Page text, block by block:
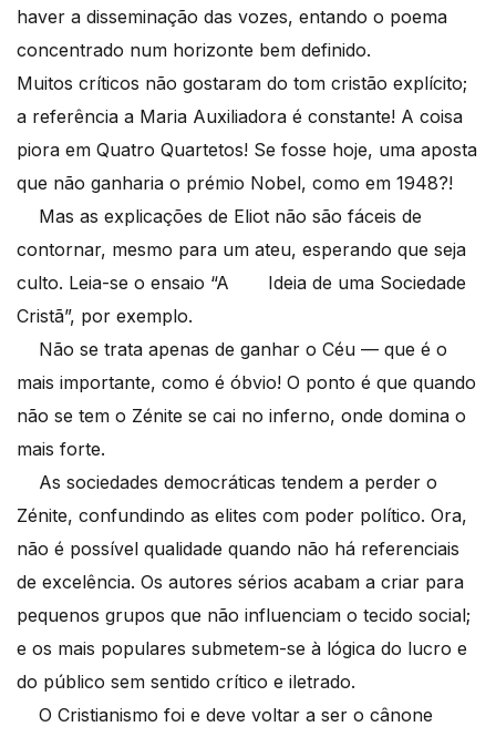
haver a disseminação das vozes, entando o poema
concentrado num horizonte bem definido.
Muitos críticos não gostaram do tom cristão explícito;
a referência a Maria Auxiliadora é constante! A coisa
piora em Quatro Quartetos! Se fosse hoje, uma aposta
que não ganharia o prémio Nobel, como em 1948?!
Mas as explicações de Eliot não são fáceis de
contornar, mesmo para um ateu, esperando que seja
culto. Leia-se o ensaio “A Ideia de uma Sociedade
Cristã”, por exemplo.
Não se trata apenas de ganhar o Céu — que é o
mais importante, como é óbvio! O ponto é que quando
não se tem o Zénite se cai no inferno, onde domina o
mais forte.
As sociedades democráticas tendem a perder o
Zénite, confundindo as elites com poder político. Ora,
não é possível qualidade quando não há referenciais
de excelência. Os autores sérios acabam a criar para
pequenos grupos que não influenciam o tecido social;
e os mais populares submetem-se à lógica do lucro e
do público sem sentido crítico e iletrado.
O Cristianismo foi e deve voltar a ser o cânone